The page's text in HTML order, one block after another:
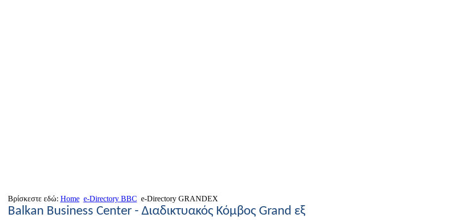
Βρίσκεστε εδώ: Home e-Directory BBC e-Directory GRANDEX
Balkan Business Center - Διαδικτυακός ΚόμβοςGrand εξ